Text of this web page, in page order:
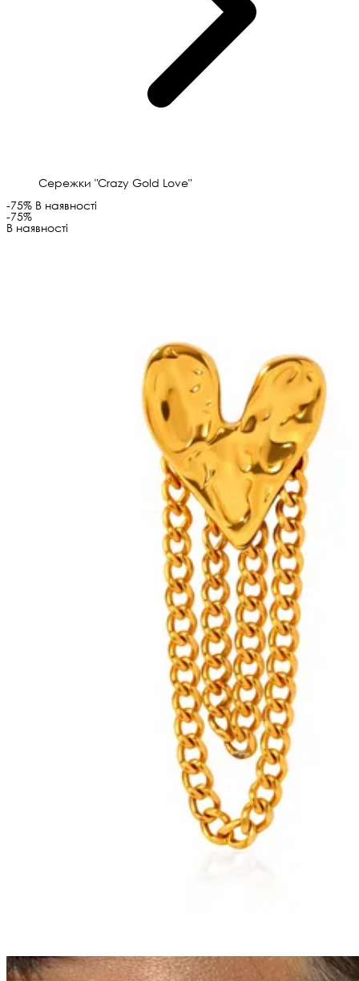
Сережки "Crazy Gold Love"
-75% В наявності
-75%
В наявності